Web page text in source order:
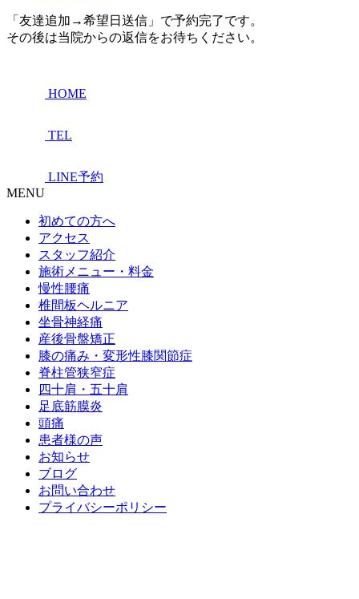
「友達追加→希望日送信」で予約完了です。
その後は当院からの返信をお待ちください。
HOME
TEL
LINE予約
MENU
初めての方へ
アクセス
スタッフ紹介
施術メニュー・料金
慢性腰痛
椎間板ヘルニア
坐骨神経痛
産後骨盤矯正
膝の痛み・変形性膝関節症
脊柱管狭窄症
四十肩・五十肩
足底筋膜炎
頭痛
患者様の声
お知らせ
ブログ
お問い合わせ
プライバシーポリシー